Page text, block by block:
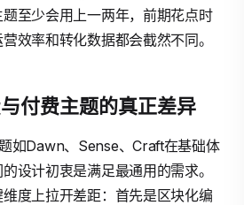
至少会用上一两年，前期花点时
效率和转化数据都会截然不同。
付费主题的真正差异
如Dawn、Sense、Craft在基础体
设计初衷是满足最通用的需求。
度上拉开差距：首先是区块化编